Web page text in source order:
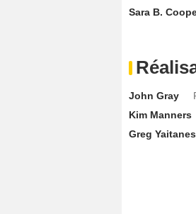
Sara B.
John Gray
Kim Manners
Greg Yaitanes